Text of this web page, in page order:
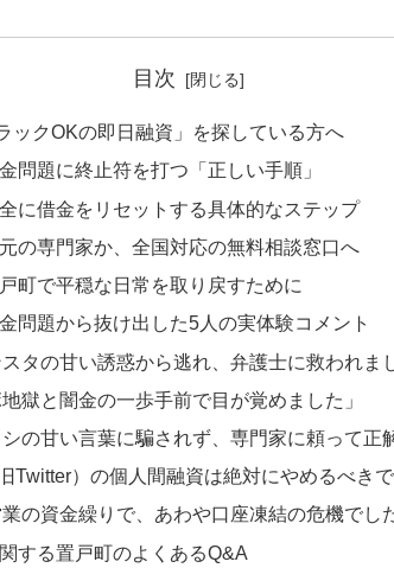
目次
ックOKの即日融資」を探している方へ
問題に終止符を打つ「正しい手順」
に借金をリセットする具体的なステップ
の専門家か、全国対応の無料相談窓口へ
町で平穏な日常を取り戻すために
問題から抜け出した5人の実体験コメント
タの甘い誘惑から逃れ、弁護士に救われま
獄と闇金の一歩手前で目が覚めました」
の甘い言葉に騙されず、専門家に頼って正
Twitter）の個人間融資は絶対にやめるべきで
の資金繰りで、あわや口座凍結の危機でし
する置戸町のよくあるQ&A